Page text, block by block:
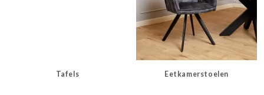
Tafels Eetkamerstoelen